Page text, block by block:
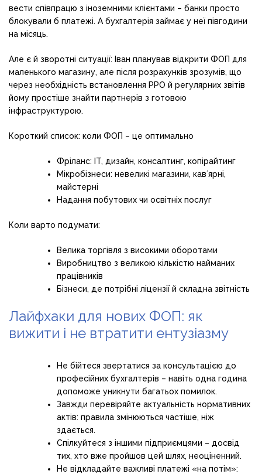
вести співпрацю з іноземними клієнтами – банки просто
блокували б платежі. А бухгалтерія займає у неї півгодини
на місяць.
Але є й зворотні ситуації: Іван планував відкрити ФОП для
маленького магазину, але після розрахунків зрозумів, що
через необхідність встановлення РРО й регулярних звітів
йому простіше знайти партнерів з готовою
інфраструктурою.
Короткий список: коли ФОП – це оптимально
Фріланс: IT, дизайн, консалтинг, копірайтинг
Мікробізнеси: невеликі магазини, кавʼярні,
майстерні
Надання побутових чи освітніх послуг
Коли варто подумати:
Велика торгівля з високими оборотами
Виробництво з великою кількістю найманих
працівників
Бізнеси, де потрібні ліцензії й складна звітність
Лайфхаки для нових ФОП: як
вижити і не втратити ентузіазму
Не бійтеся звертатися за консультацією до
професійних бухгалтерів – навіть одна година
допоможе уникнути багатьох помилок.
Завжди перевіряйте актуальність нормативних
актів: правила змінюються частіше, ніж
здається.
Спілкуйтеся з іншими підприємцями – досвід
тих, хто вже пройшов цей шлях, неоціненний.
Не відкладайте важливі платежі «на потім»: